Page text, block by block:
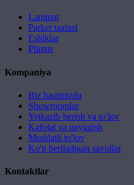
Laminat
Parket taxtasi
Eshiklar
Plintus
Kompaniya
Biz haqimizda
Showroomlar
Yetkazib berish va to'lov
Kafolat va qaytarish
Muddatli to'lov
Ko'p beriladigan savollar
Kontaktlar